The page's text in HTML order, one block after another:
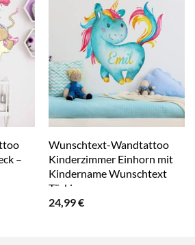
–
Wunschtext-Wandtattoo
Kinderzimmer Einhorn mit
Kindername Wunschtext
Türkis
24,99€